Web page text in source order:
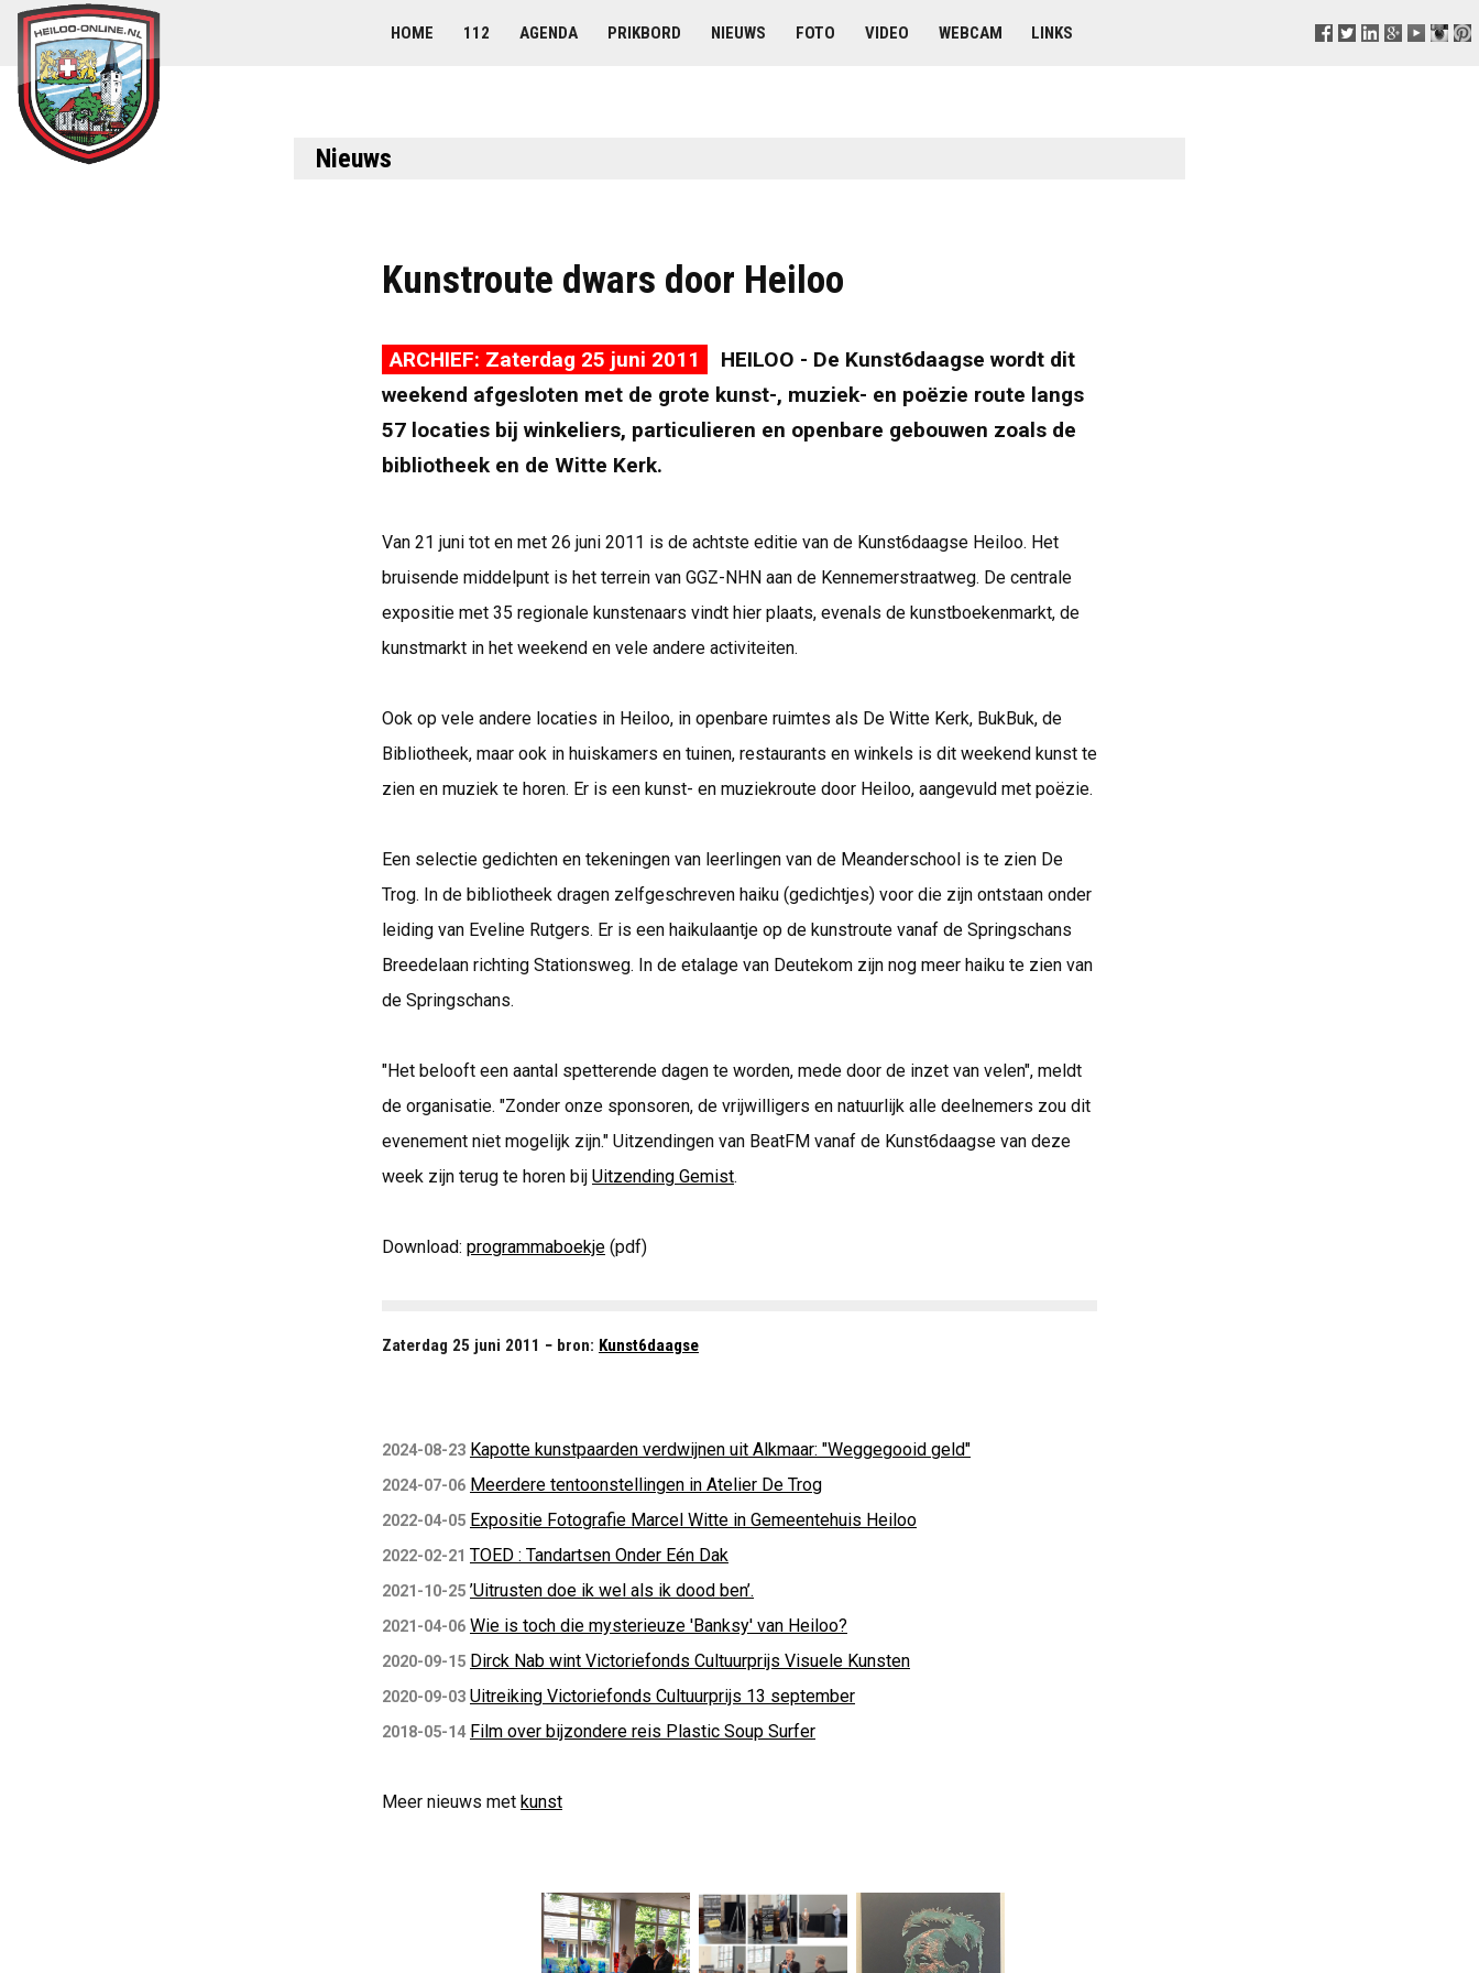
HOME 112 AGENDA PRIKBORD NIEUWS FOTO VIDEO WEBCAM LINKS
Nieuws
Kunstroute dwars door Heiloo
ARCHIEF: Zaterdag 25 juni 2011
HEILOO - De Kunst6daagse wordt dit
weekend afgesloten met de grote kunst-, muziek- en poëzie route langs
57 locaties bij winkeliers, particulieren en openbare gebouwen zoals de
bibliotheek en de Witte Kerk.
Van 21 juni tot en met 26 juni 2011 is de achtste editie van de Kunst6daagse Heiloo. Het
bruisende middelpunt is het terrein van GGZ-NHN aan de Kennemerstraatweg. De centrale
expositie met 35 regionale kunstenaars vindt hier plaats, evenals de kunstboekenmarkt, de
kunstmarkt in het weekend en vele andere activiteiten.
Ook op vele andere locaties in Heiloo, in openbare ruimtes als De Witte Kerk, BukBuk, de
Bibliotheek, maar ook in huiskamers en tuinen, restaurants en winkels is dit weekend kunst te
zien en muziek te horen. Er is een kunst- en muziekroute door Heiloo, aangevuld met poëzie.
Een selectie gedichten en tekeningen van leerlingen van de Meanderschool is te zien De
Trog. In de bibliotheek dragen zelfgeschreven haiku (gedichtjes) voor die zijn ontstaan onder
leiding van Eveline Rutgers. Er is een haikulaantje op de kunstroute vanaf de Springschans
Breedelaan richting Stationsweg. In de etalage van Deutekom zijn nog meer haiku te zien van
de Springschans.
"Het belooft een aantal spetterende dagen te worden, mede door de inzet van velen", meldt
de organisatie. "Zonder onze sponsoren, de vrijwilligers en natuurlijk alle deelnemers zou dit
evenement niet mogelijk zijn." Uitzendingen van BeatFM vanaf de Kunst6daagse van deze
week zijn terug te horen bij Uitzending Gemist.
Download: programmaboekje (pdf)
Zaterdag 25 juni 2011 − bron: Kunst6daagse
2024-08-23 Kapotte kunstpaarden verdwijnen uit Alkmaar: "Weggegooid geld"
2024-07-06 Meerdere tentoonstellingen in Atelier De Trog
2022-04-05 Expositie Fotografie Marcel Witte in Gemeentehuis Heiloo
2022-02-21 TOED : Tandartsen Onder Eén Dak
2021-10-25 ’Uitrusten doe ik wel als ik dood ben’.
2021-04-06 Wie is toch die mysterieuze 'Banksy' van Heiloo?
2020-09-15 Dirck Nab wint Victoriefonds Cultuurprijs Visuele Kunsten
2020-09-03 Uitreiking Victoriefonds Cultuurprijs 13 september
2018-05-14 Film over bijzondere reis Plastic Soup Surfer
Meer nieuws met kunst